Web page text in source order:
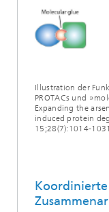
Illustration der
PROTACs und
Expanding the
induced protein
15;28(7):1014-